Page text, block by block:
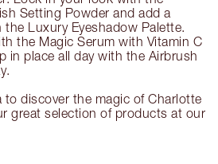
Setting Powder and add a
Luxury Eyeshadow Palette.
the Magic Serum with Vitamin C
in place all day with the Airbrush
to discover the magic of Charlotte
great selection of products at our